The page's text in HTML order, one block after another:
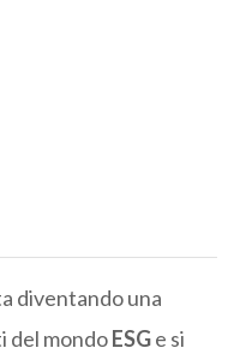
diventando una
del mondoESGe si